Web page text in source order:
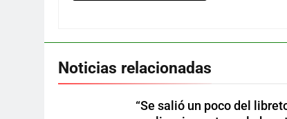
Noticias relacionadas
“Se salió un poco del